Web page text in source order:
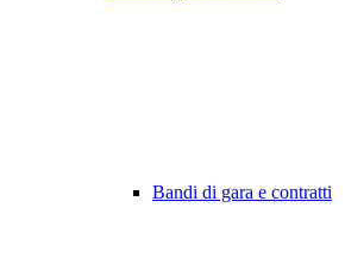
Bandi di gara e contratti